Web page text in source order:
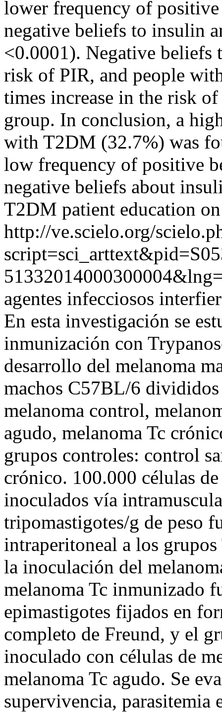
lower frequency of
negative beliefs to insulin
<0.0001). Negative beliefs
risk of PIR, and people
times increase in the risk
group. In conclusion, a
with T2DM (32.7%) was
low frequency of positive
negative beliefs about
T2DM patient education
http://ve.scielo.org/
agentes infecciosos
En esta investigación se
inmunización con
desarrollo del melanoma
machos C57BL/6
melanoma control,
agudo, melanoma Tc
grupos controles: control
crónico. 100.000 células
inoculados vía
tripomastigotes/g de peso
intraperitoneal a los
la inoculación del
melanoma Tc inmunizado
epimastigotes fijados en
completo de Freund, y el
inoculado con células de
melanoma Tc agudo. Se
supervivencia,